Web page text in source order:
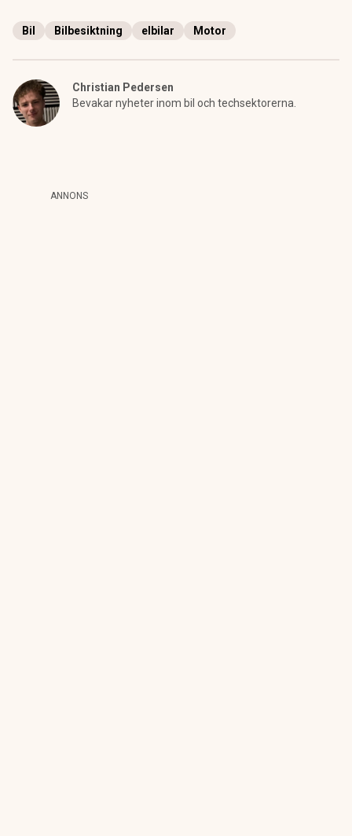
Bil Bilbesiktning elbilar Motor
Christian Pedersen
Bevakar nyheter inom bil och techsektorerna.
ANNONS